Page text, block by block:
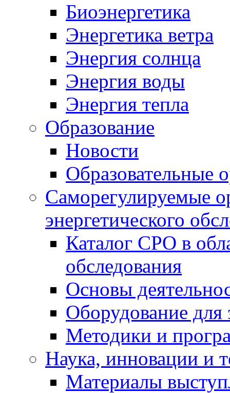
Биоэнергетика
Энергетика ветра
Энергия солнца
Энергия воды
Энергия тепла
Образование
Новости
Образовательные
Саморегулируемые
энергетического
Каталог СРО в
обследования
Основы
Оборудование для
Методики и
Наука, инновации и
Материалы